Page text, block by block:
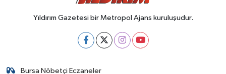
Yıldırım Gazetesi bir Metropol Ajans kuruluşudur.
Bursa Nöbetçi Eczaneler